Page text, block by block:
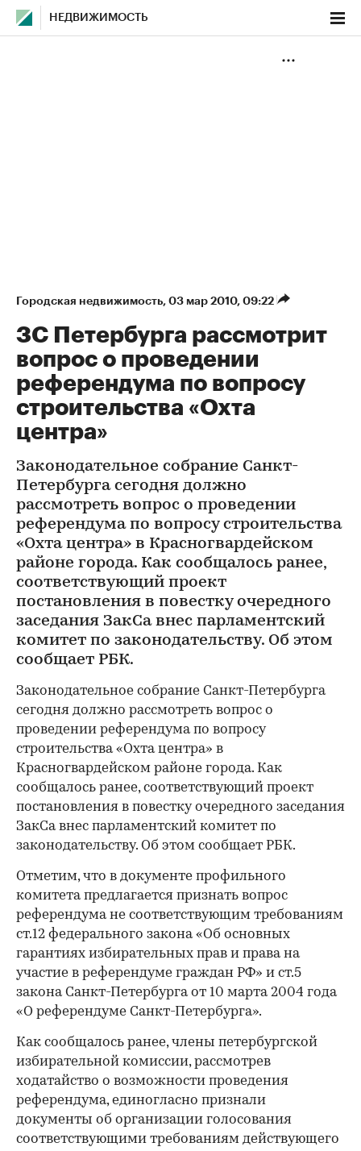
НЕДВИЖИМОСТЬ
Городская недвижимость⁠, 03 мар 2010, 09:22
ЗС Петербурга рассмотрит
вопрос о проведении
референдума по вопросу
строительства «Охта
центра»
Законодательное собрание Санкт-
Петербурга сегодня должно
рассмотреть вопрос о проведении
референдума по вопросу строительства
«Охта центра» в Красногвардейском
районе города. Как сообщалось ранее,
соответствующий проект
постановления в повестку очередного
заседания ЗакСа внес парламентский
комитет по законодательству. Об этом
сообщает РБК.
Законодательное собрание Санкт-Петербурга
сегодня должно рассмотреть вопрос о
проведении референдума по вопросу
строительства «Охта центра» в
Красногвардейском районе города. Как
сообщалось ранее, соответствующий проект
постановления в повестку очередного заседания
ЗакСа внес парламентский комитет по
законодательству. Об этом сообщает РБК.
Отметим, что в документе профильного
комитета предлагается признать вопрос
референдума не соответствующим требованиям
ст.12 федерального закона «Об основных
гарантиях избирательных прав и права на
участие в референдуме граждан РФ» и ст.5
закона Санкт-Петербурга от 10 марта 2004 года
«О референдуме Санкт-Петербурга».
Как сообщалось ранее, члены петербургской
избирательной комиссии, рассмотрев
ходатайство о возможности проведения
референдума, единогласно признали
документы об организации голосования
соответствующими требованиям действующего